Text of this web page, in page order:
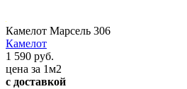
Камелот Марсель 306
Камелот
1 590 руб.
цена за 1м2
с доставкой